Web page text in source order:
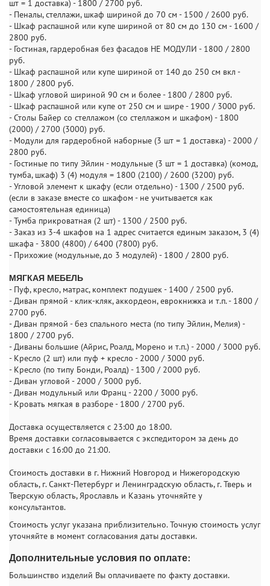
шт = 1 доставка) - 1800 / 2700 руб.
- Пеналы, стеллажи, шкаф шириной до 70 см - 1500 / 2600 руб.
- Шкаф распашной или купе шириной от 80 см до 130 см - 1600 /
2800 руб.
- Гостиная, гардеробная без фасадов НЕ МОДУЛИ - 1800 / 2800
руб.
- Шкаф распашной или купе шириной от 140 до 250 см вкл -
1800 / 2800 руб.
- Шкаф угловой шириной 90 см и более - 1800 / 2800 руб.
- Шкаф распашной или купе от 250 см и шире - 1900 / 3000 руб.
- Столы Байер со стеллажом (со стеллажом и шкафом) - 1800
(2000) / 2700 (3000) руб.
- Модули для гардеробной наборные (3 шт = 1 доставка) - 2000 /
2800 руб.
- Гостиные по типу Эйлин - модульные (3 шт = 1 доставка) (комод,
тумба, шкаф) 3 (4) модуля = 1800 (2100) / 2600 (3200) руб.
- Угловой элемент к шкафу (если отдельно) - 1300 / 2500 руб.
(если в заказе вместе со шкафом - не учитывается как
самостоятельная единица)
- Тумба прикроватная (2 шт) - 1300 / 2500 руб.
- Заказ из 3-4 шкафов на 1 адрес считается единым заказом, 3 (4)
шкафа - 3800 (4800) / 6400 (7800) руб.
- Прихожие (модульные, до 3 модулей) - 1800 / 2800 руб.
МЯГКАЯ МЕБЕЛЬ
- Пуф, кресло, матрас, комплект подушек - 1400 / 2500 руб.
- Диван прямой - клик-кляк, аккордеон, еврокнижка и т.п. - 1800 /
2700 руб.
- Диван прямой - без спального места (по типу Эйлин, Мелия) -
1800 / 2700 руб.
- Диваны большие (Айрис, Роалд, Морено и т.п.) - 2000 / 3000 руб.
- Кресло (2 шт) или пуф + кресло - 2000 / 3000 руб.
- Кресло (по типу Бонди, Роалд) - 1300 / 2000 руб.
- Диван угловой - 2000 / 3000 руб.
- Диван модульный или Франц - 2200 / 3000 руб.
- Кровать мягкая в разборе - 1800 / 2700 руб.
Доставка осуществляется с 23:00 до 18:00.
Время доставки согласовывается с экспедитором за день до
доставки с 16:00 до 21:00.
Стоимость доставки в г. Нижний Новгород и Нижегородскую
область, г. Санкт-Петербург и Ленинградскую область, г. Тверь и
Тверскую область, Ярославль и Казань уточняйте у
консультантов.
Стоимость услуг указана приблизительно. Точную стоимость услуг
уточняйте в момент согласования даты доставки.
Дополнительные условия по оплате:
Большинство изделий Вы оплачиваете по факту доставки.